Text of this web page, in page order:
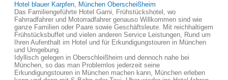
Hotel blauer Karpfen, München Oberscheißheim
Das Familiengeführte Hotel Garni, Frühstückshotel, wo
Fahrradfahrer und Motorradfahrer genauso Willkommen sind wie
ganze Familien oder Paare sowie Geschäftsleute. Mit reichhaltigem
Frühstücksbuffet und vielen anderen Service Leistungen, Rund um
Ihren Aufenthalt im Hotel und für Erkundigungstouren in München
und Umgebung.
Idyllisch gelegen in Oberschleißheim und dennoch nahe bei
München, so das man Problemlos jederzeit seine
Erkundigungstouren in München machen kann, München erleben